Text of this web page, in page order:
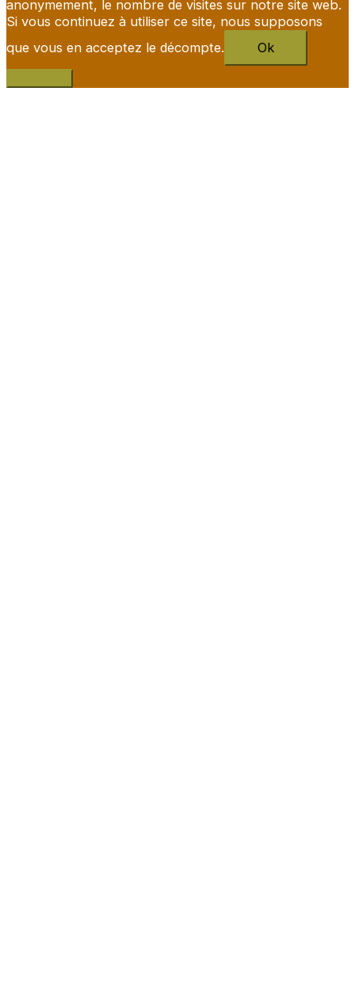
anonymement, le nombre de visites sur notre site web.
Si vous continuez à utiliser ce site, nous supposons
que vous en acceptez le décompte.
Ok